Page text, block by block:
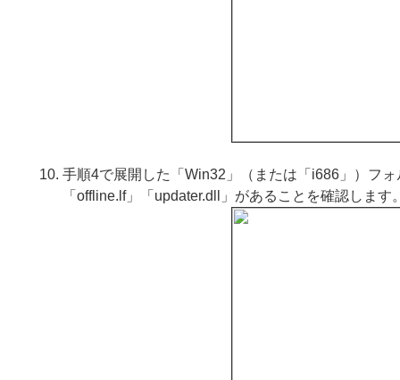
手順4で展開した「Win32」（または「i686」）フ
「offline.lf」「updater.dll」があることを確認します